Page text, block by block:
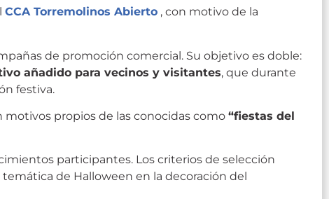
CCA Torremolinos Abierto , con motivo de la
de promoción comercial. Su objetivo es doble:
añadido para vecinos y visitantes, que durante
festiva.
propios de las conocidas como “fiestas del
participantes. Los criterios de selección
de Halloween en la decoración del